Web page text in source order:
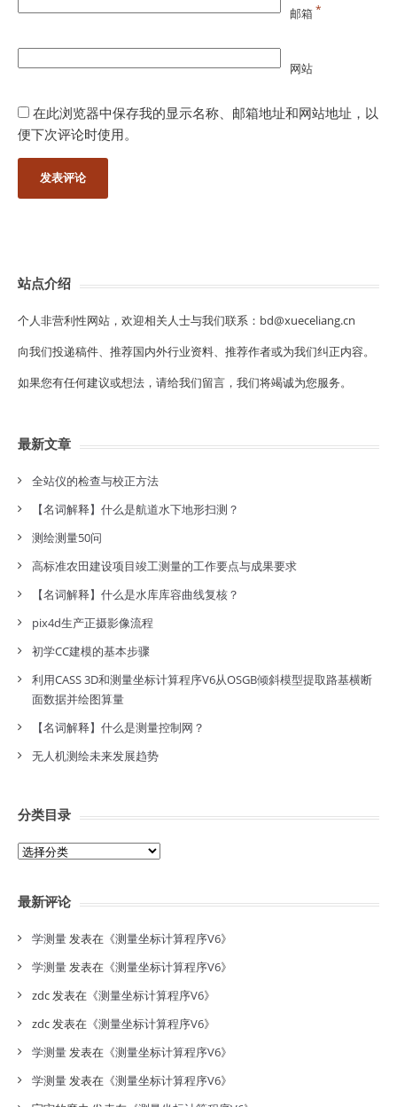
邮箱*
网站
在此浏览器中保存我的显示名称、邮箱地址和网站地址，以
便下次评论时使用。
站点介绍
个人非营利性网站，欢迎相关人士与我们联系：bd@xueceliang.cn
向我们投递稿件、推荐国内外行业资料、推荐作者或为我们纠正内容。
如果您有任何建议或想法，请给我们留言，我们将竭诚为您服务。
最新文章
全站仪的检查与校正方法
【名词解释】什么是航道水下地形扫测？
测绘测量50问
高标准农田建设项目竣工测量的工作要点与成果要求
【名词解释】什么是水库库容曲线复核？
pix4d生产正摄影像流程
初学CC建模的基本步骤
利用CASS 3D和测量坐标计算程序V6从OSGB倾斜模型提取路基横断
面数据并绘图算量
【名词解释】什么是测量控制网？
无人机测绘未来发展趋势
分类目录
分
录
最新评论
学测量发表在《测量坐标计算程序V6》
学测量发表在《测量坐标计算程序V6》
zdc发表在《测量坐标计算程序V6》
zdc发表在《测量坐标计算程序V6》
学测量发表在《测量坐标计算程序V6》
学测量发表在《测量坐标计算程序V6》